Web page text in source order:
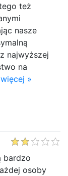
też
nasze
najwyższej
na
»
bardzo
osoby